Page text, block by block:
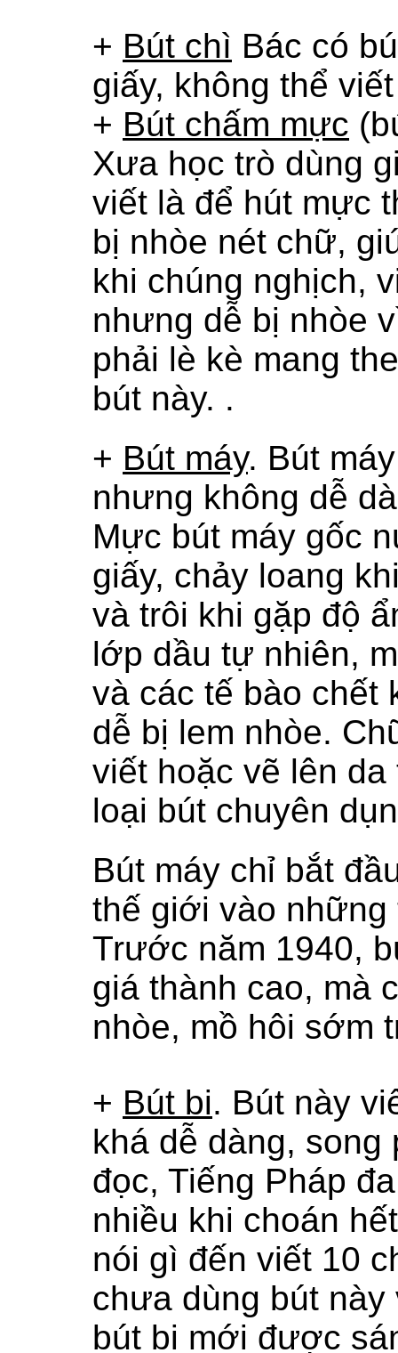
+ Bút chì Bác có
giấy, không thể
+ Bút chấm mực
Xưa học trò dùng
viết là để hút mực
bị nhòe nét chữ,
khi chúng nghịch,
nhưng dễ bị nhòe
phải lè kè mang
bút này. .
+ Bút máy. Bút
nhưng không dễ
Mực bút máy gốc
giấy, chảy loang
và trôi khi gặp độ
lớp dầu tự nhiên,
và các tế bào chết
dễ bị lem nhòe.
viết hoặc vẽ lên
loại bút chuyên
Bút máy chỉ bắt
thế giới vào những
Trước năm 1940,
giá thành cao, mà
nhòe, mồ hôi sớm
+ Bút bi. Bút này
khá dễ dàng,
đọc, Tiếng Pháp
nhiều khi choán
nói gì đến viết 10
chưa dùng bút
bút bi mới được